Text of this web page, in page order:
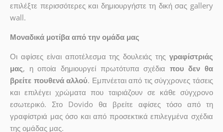
επιλέξτε περισσότερες και δημιουργήστε τη δική σας gallery
wall.
Μοναδικά μοτίβα από την ομάδα μας
Οι αφίσες είναι αποτέλεσμα της δουλειάς της γραφίστριάς
μας, η οποία δημιουργεί πρωτότυπα σχέδια που δεν θα
βρείτε πουθενά αλλού. Εμπνέεται από τις σύγχρονες τάσεις
και επιλέγει χρώματα που ταιριάζουν σε κάθε σύγχρονο
εσωτερικό. Στο Dovido θα βρείτε αφίσες τόσο από τη
γραφίστριά μας όσο και από προσεκτικά επιλεγμένα σχέδια
της ομάδας μας.